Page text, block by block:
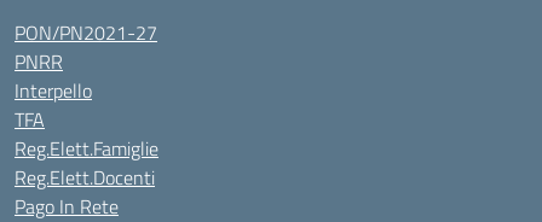
PON/PN2021-27
PNRR
Interpello
TFA
Reg.Elett.Famiglie
Reg.Elett.Docenti
Pago In Rete